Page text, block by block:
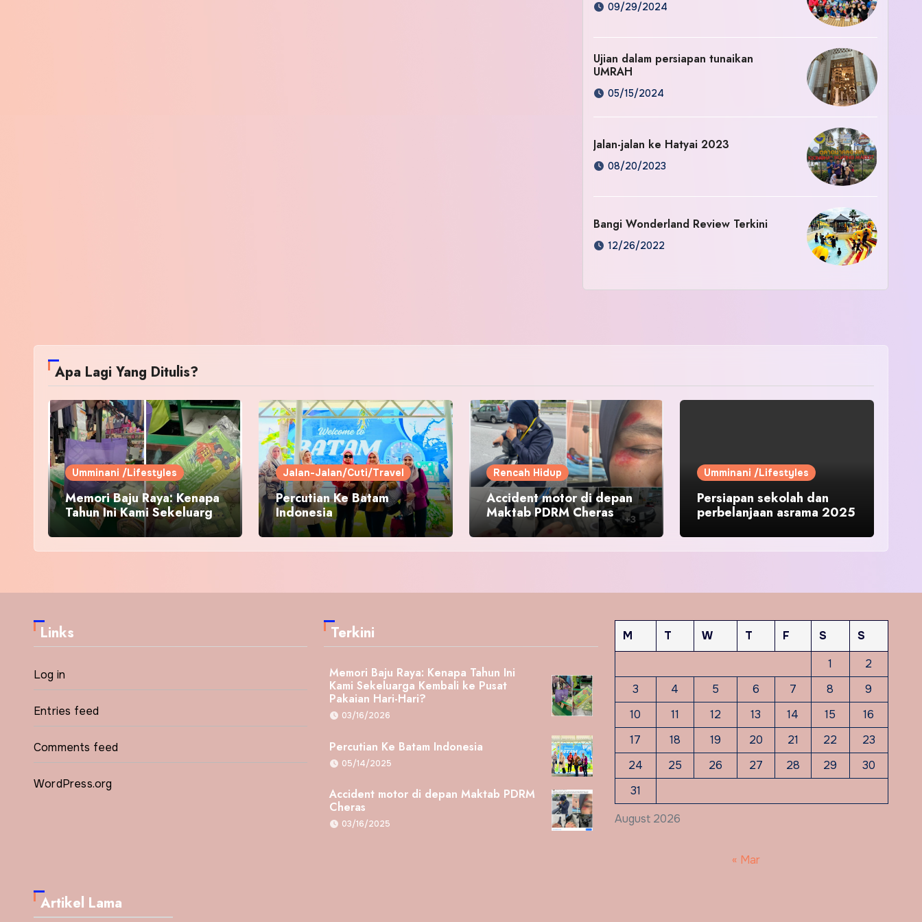
09/29/2024
Ujian dalam persiapan tunaikan
UMRAH
05/15/2024
Jalan-jalan ke Hatyai 2023
08/20/2023
Bangi Wonderland Review Terkini
12/26/2022
Apa Lagi Yang Ditulis?
Umminani /Lifestyles
Memori Baju Raya: Kenapa
Tahun Ini Kami Sekeluarga
Kembali ke Pusat Pakaian
Hari-Hari?
Jalan-Jalan/Cuti/Travel
Percutian Ke Batam
Indonesia
Rencah Hidup
Accident motor di depan
Maktab PDRM Cheras
Umminani /Lifestyles
Persiapan sekolah dan
perbelanjaan asrama 2025
Links
Log in
Entries feed
Comments feed
WordPress.org
Terkini
Memori Baju Raya: Kenapa Tahun Ini
Kami Sekeluarga Kembali ke Pusat
Pakaian Hari-Hari?
03/16/2026
Percutian Ke Batam Indonesia
05/14/2025
Accident motor di depan Maktab PDRM
Cheras
03/16/2025 August 2026
M T W T F S
S
1
2
3
4 5 6 7 8
9
10
11 12 13 14 15
16
17
18 19 20 21 22
23
24
25 26 27 28 29
30
31
« Mar
Artikel Lama